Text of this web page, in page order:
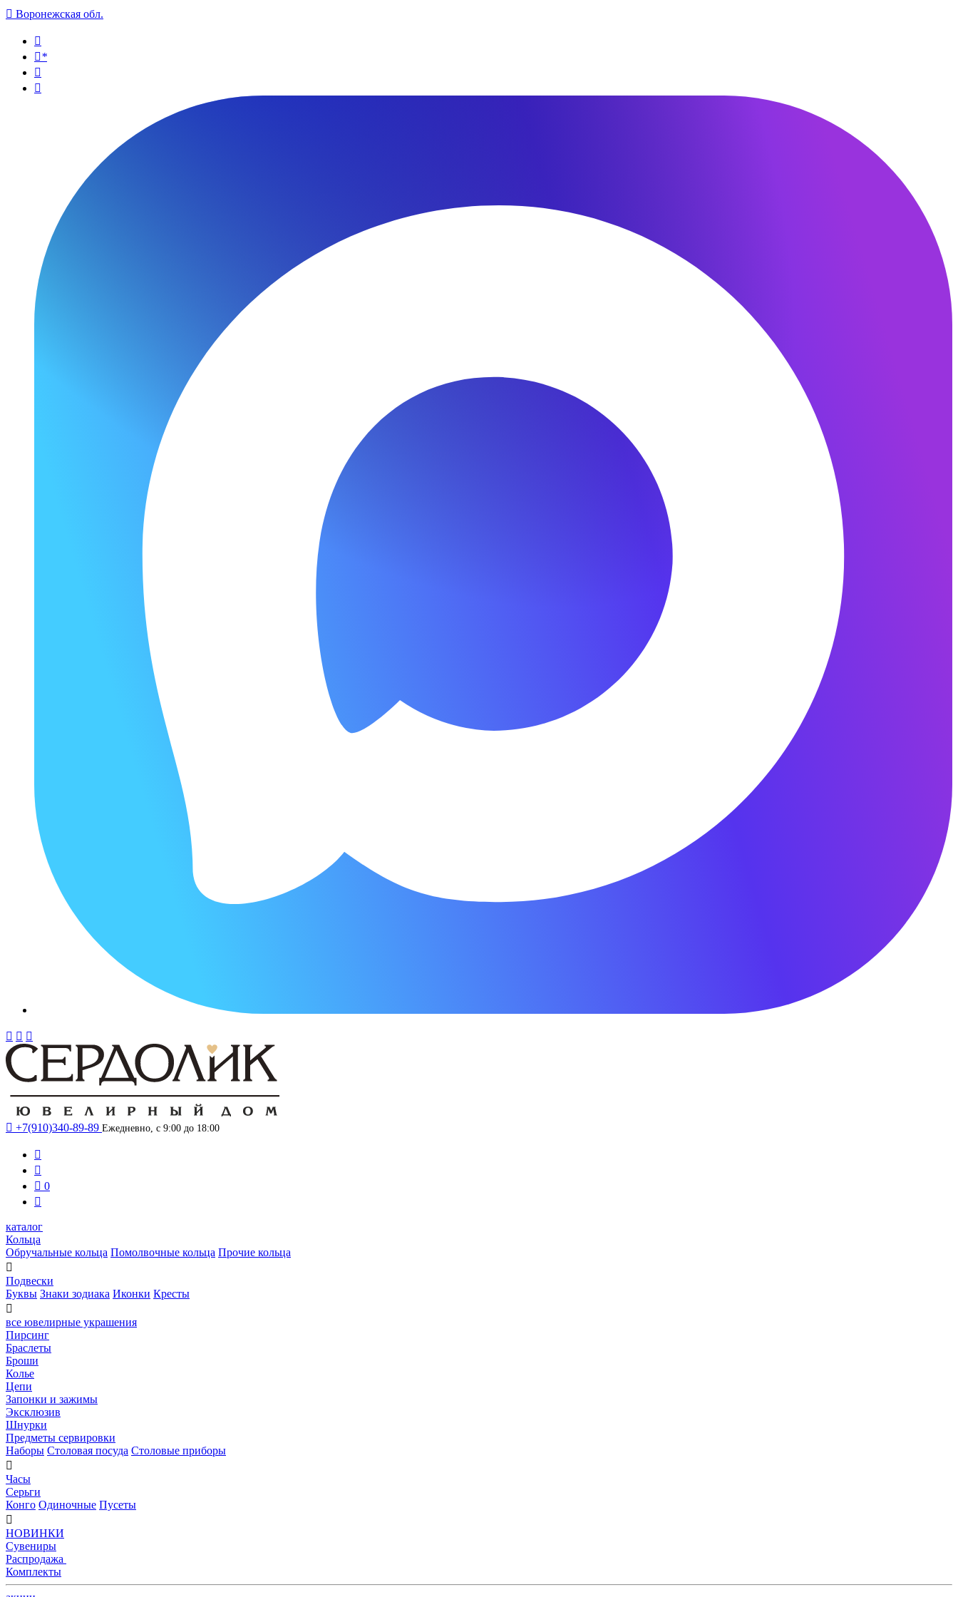
 Воронежская обл.

*


  
 +7(910)340-89-89 Ежедневно, с 9:00 до 18:00


 0

каталог
Кольца
Обручальные кольца Помолвочные кольца Прочие кольца

Подвески
Буквы Знаки зодиака Иконки Кресты

все ювелирные украшения
Пирсинг
Браслеты
Броши
Колье
Цепи
Запонки и зажимы
Эксклюзив
Шнурки
Предметы сервировки
Наборы Столовая посуда Столовые приборы

Часы
Серьги
Конго Одиночные Пусеты

НОВИНКИ
Сувениры
Распродажа
Комплекты